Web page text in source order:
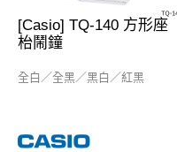
[Casio] TQ-140 方形座
枱鬧鐘
全白／全黑／黑白／紅黑